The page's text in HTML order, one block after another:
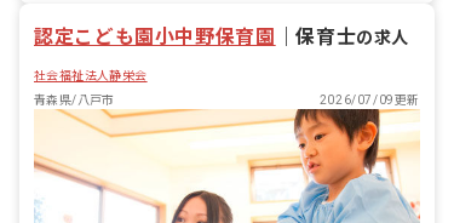
認定こども園小中野保育園 ｜保育士の求人
社会福祉法人静栄会
青森県/八戸市
2026/07/09更新